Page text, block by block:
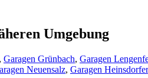
Umgebung
, Garagen Grünbach, Garagen
Neuensalz, Garagen